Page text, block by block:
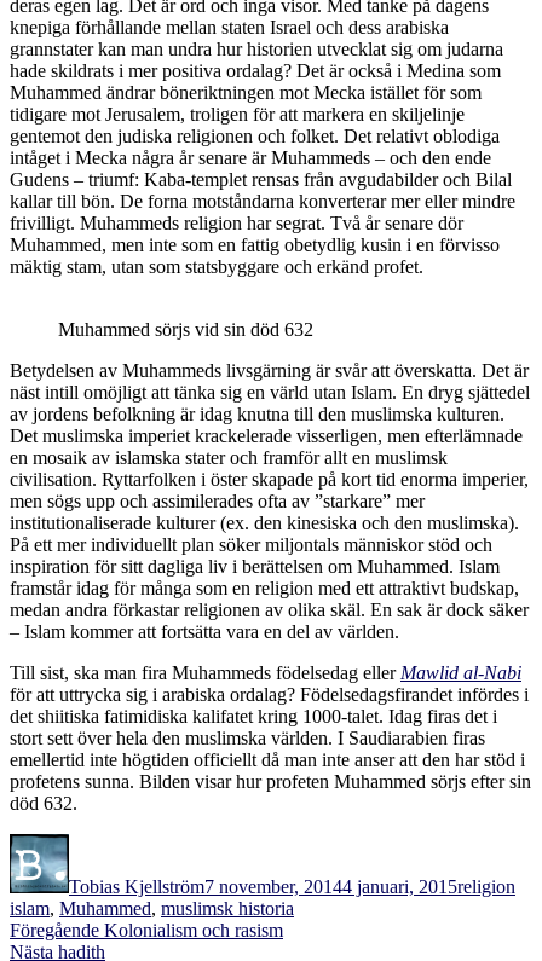
deras egen lag. Det är ord och inga visor. Med tanke på dagens
knepiga förhållande mellan staten Israel och dess arabiska
grannstater kan man undra hur historien utvecklat sig om judarna
hade skildrats i mer positiva ordalag? Det är också i Medina som
Muhammed ändrar böneriktningen mot Mecka istället för som
tidigare mot Jerusalem, troligen för att markera en skiljelinje
gentemot den judiska religionen och folket. Det relativt oblodiga
intåget i Mecka några år senare är Muhammeds – och den ende
Gudens – triumf: Kaba-templet rensas från avgudabilder och Bilal
kallar till bön. De forna motståndarna konverterar mer eller mindre
frivilligt. Muhammeds religion har segrat. Två år senare dör
Muhammed, men inte som en fattig obetydlig kusin i en förvisso
mäktig stam, utan som statsbyggare och erkänd profet.
Muhammed sörjs vid sin död 632
Betydelsen av Muhammeds livsgärning är svår att överskatta. Det är
näst intill omöjligt att tänka sig en värld utan Islam. En dryg sjättedel
av jordens befolkning är idag knutna till den muslimska kulturen.
Det muslimska imperiet krackelerade visserligen, men efterlämnade
en mosaik av islamska stater och framför allt en muslimsk
civilisation. Ryttarfolken i öster skapade på kort tid enorma imperier,
men sögs upp och assimilerades ofta av ”starkare” mer
institutionaliserade kulturer (ex. den kinesiska och den muslimska).
På ett mer individuellt plan söker miljontals människor stöd och
inspiration för sitt dagliga liv i berättelsen om Muhammed. Islam
framstår idag för många som en religion med ett attraktivt budskap,
medan andra förkastar religionen av olika skäl. En sak är dock säker
– Islam kommer att fortsätta vara en del av världen.
Till sist, ska man fira Muhammeds födelsedag eller Mawlid al-Nabi
för att uttrycka sig i arabiska ordalag? Födelsedagsfirandet infördes i
det shiitiska fatimidiska kalifatet kring 1000-talet. Idag firas det i
stort sett över hela den muslimska världen. I Saudiarabien firas
emellertid inte högtiden officiellt då man inte anser att den har stöd i
profetens sunna. Bilden visar hur profeten Muhammed sörjs efter sin
död 632.
Tobias Kjellström7 november, 20144 januari, 2015religion
islam, Muhammed, muslimsk historia
Inläggsnavigering
Föregående Föregående
inlägg:
Kolonialism och rasism
Nästa Nästa
hadith